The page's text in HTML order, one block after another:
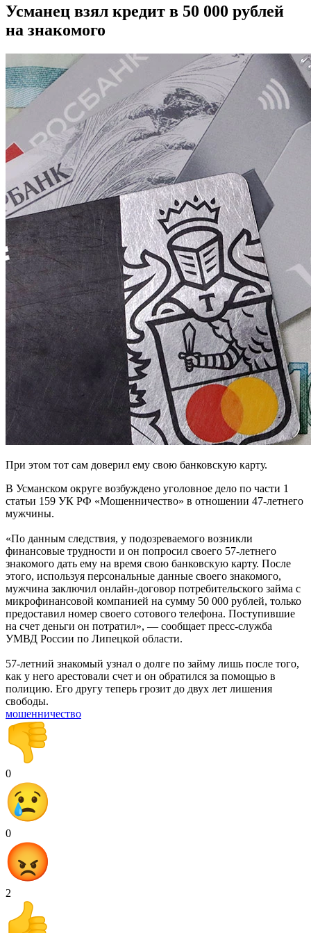
Усманец взял кредит в 50 000 рублей
на знакомого
При этом тот сам доверил ему свою банковскую карту.
В Усманском округе возбуждено уголовное дело по части 1
статьи 159 УК РФ «Мошенничество» в отношении 47-летнего
мужчины.
«По данным следствия, у подозреваемого возникли
финансовые трудности и он попросил своего 57-летнего
знакомого дать ему на время свою банковскую карту. После
этого, используя персональные данные своего знакомого,
мужчина заключил онлайн-договор потребительского займа с
микрофинансовой компанией на сумму 50 000 рублей, только
предоставил номер своего сотового телефона. Поступившие
на счет деньги он потратил», — сообщает пресс-служба
УМВД России по Липецкой области.
57-летний знакомый узнал о долге по займу лишь после того,
как у него арестовали счет и он обратился за помощью в
полицию. Его другу теперь грозит до двух лет лишения
свободы.
мошенничество
0
0
2